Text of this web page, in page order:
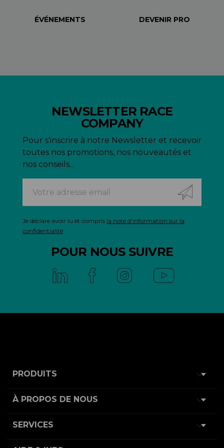
ÉVÉNEMENTS DEVENIR PRO
NEWSLETTER RACE
COMPANY
Pour s'inscrire à notre Newsletter et recevoir
toutes nos promotions, nos nouveautés et
nos conseils...
Je déclare avoir lu et compris la note d'information sur la
confidentialité
POUR NOUS SUIVRE
PRODUITS 
À PROPOS DE NOUS 
SERVICES 